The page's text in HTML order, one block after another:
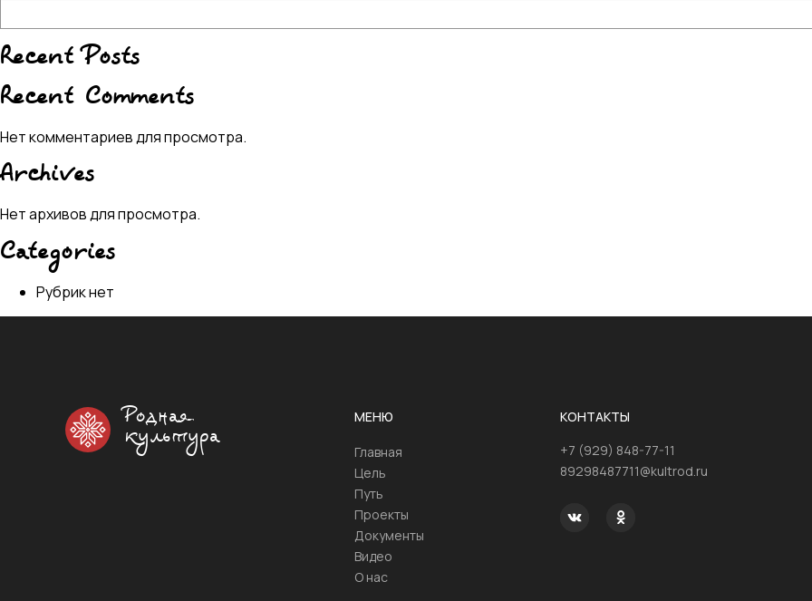
Recent Posts
Recent Comments
Нет комментариев для просмотра.
Archives
Нет архивов для просмотра.
Categories
Рубрик нет
Родная
культура
МЕНЮ
Главная
Цель
Путь
Проекты
Документы
Видео
О нас
КОНТАКТЫ
+7 (929) 848-77-11
89298487711@kultrod.ru